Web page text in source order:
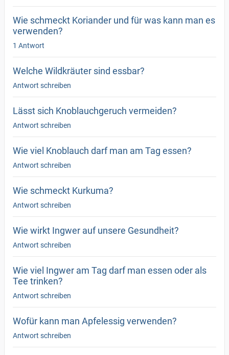
Wie schmeckt Koriander und für was kann man es
verwenden?
1 Antwort
Welche Wildkräuter sind essbar?
Antwort schreiben
Lässt sich Knoblauchgeruch vermeiden?
Antwort schreiben
Wie viel Knoblauch darf man am Tag essen?
Antwort schreiben
Wie schmeckt Kurkuma?
Antwort schreiben
Wie wirkt Ingwer auf unsere Gesundheit?
Antwort schreiben
Wie viel Ingwer am Tag darf man essen oder als
Tee trinken?
Antwort schreiben
Wofür kann man Apfelessig verwenden?
Antwort schreiben